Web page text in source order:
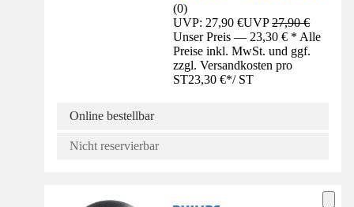
(0)
UVP: 27,90 €UVP27,90 €
Unser Preis — 23,30 € * Alle
Preise inkl. MwSt. und ggf.
zzgl. Versandkosten pro
ST23,30 €*/ ST
Online bestellbar
Nicht reservierbar